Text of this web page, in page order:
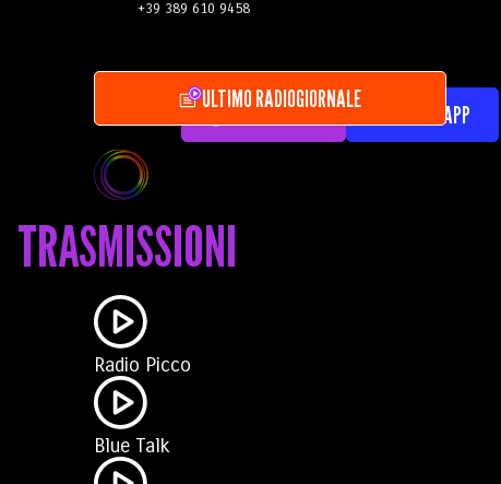
ASCOLTA RLV SCARICA L'APP
+39 389 610 9458
ULTIMO RADIOGIORNALE
TRASMISSIONI
Radio Picco
Blue Talk